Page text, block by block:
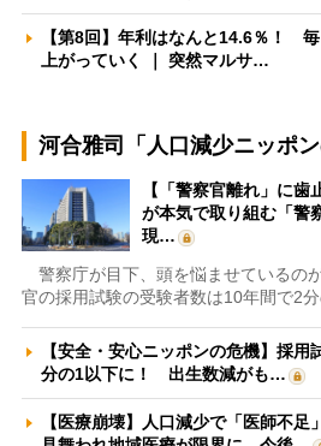
【第8回】年利はなんと14.6％！
上がっていく ｜ 突然マルサ…
河合雅司「人口減少ニッポン
【「警察官離れ」に
が本気で取り組む「
現…
警察庁が目下、頭を悩ませているの
官の採用試験の受験者数は10年間で2
【安全・安心ニッポンの危機】採
分の1以下に！ 出生数減がも…
【医療崩壊】人口減少で「医師不